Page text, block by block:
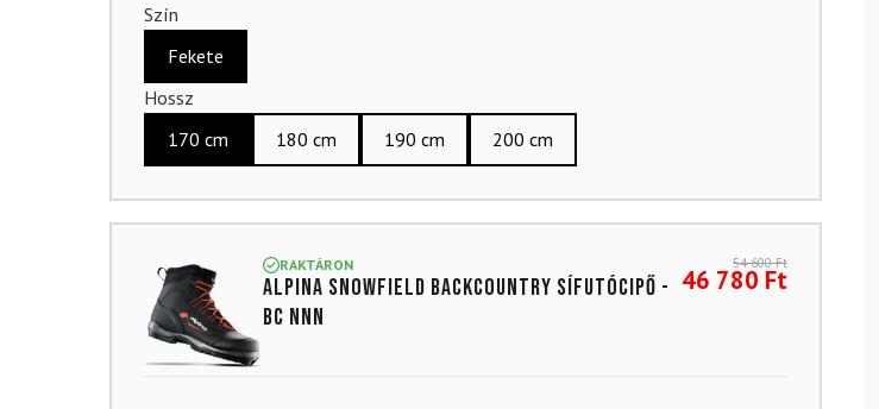
Szín
Fekete
Hossz
170 cm
180 cm 190 cm 200 cm
RAKTÁRON
ALPINA Snowfield backcountry sífutócipő -
BC NNN
54 600Ft
46 780 Ft